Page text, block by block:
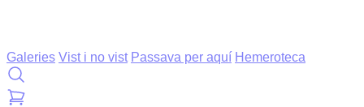
Galeries Vist i no vist Passava per aquí Hemeroteca